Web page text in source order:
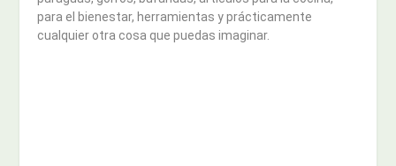
para el bienestar, herramientas y prácticamente
cualquier otra cosa que puedas imaginar.